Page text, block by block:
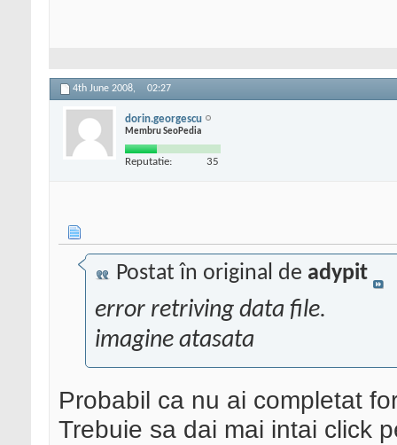
4th June 2008, 02:27
dorin.georgescu
Membru SeoPedia
Reputatie: 35
Postat în original de adypit
error retriving data file.
imagine atasata
Probabil ca nu ai completat
Trebuie sa dai mai intai click